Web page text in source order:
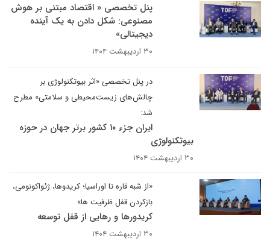
پنل تخصصی « اقتصاد مبتنی بر هوش
مصنوعی: شکل دادن به یک آینده
دیجیتالی»
۳۰ اردیبهشت ۱۴۰۴
در پنل تخصصی «اثر بیوتکنولوژی بر
چالش‌های زیست‌محیطی و سلامتی» مطرح
شد:
ایران جزء ۱۰ کشور برتر جهان در حوزه
بیوتکنولوژی
۳۰ اردیبهشت ۱۴۰۴
«از شبه قاره تا اوراسیا؛ کریدوها، ژئواکونومی،
بازکردن قفل ظرفیت ها»
کریدورها و رهایی از قفل توسعه
۳۰ اردیبهشت ۱۴۰۴